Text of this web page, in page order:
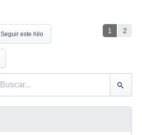
1 2
Seguir este hilo